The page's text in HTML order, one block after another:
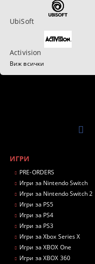
UbiSoft
Activision
Виж всички
ИГРИ
PRE-ORDERS
Игри за Nintendo Switch
Игри за Nintendo Switch 2
Игри за PS5
Игри за PS4
Игри за PS3
Игри за Xbox Series X
Игри за XBOX One
Игри за XBOX 360